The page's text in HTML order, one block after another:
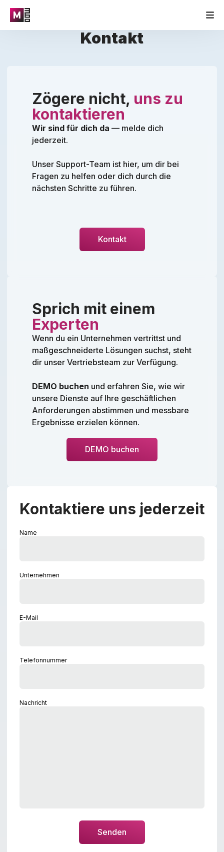
Kontakt
Zögere nicht, uns zu
kontaktieren
Wir sind für dich da — melde dich
jederzeit.
Unser Support-Team ist hier, um dir bei
Fragen zu helfen oder dich durch die
nächsten Schritte zu führen.
Kontakt
Sprich mit einem
Experten
Wenn du ein Unternehmen vertrittst und
maßgeschneiderte Lösungen suchst, steht
dir unser Vertriebsteam zur Verfügung.
DEMO buchen und erfahren Sie, wie wir
unsere Dienste auf Ihre geschäftlichen
Anforderungen abstimmen und messbare
Ergebnisse erzielen können.
DEMO buchen
Kontaktiere uns jederzeit
Name
Unternehmen
E-Mail
Telefonnummer
Nachricht
Senden